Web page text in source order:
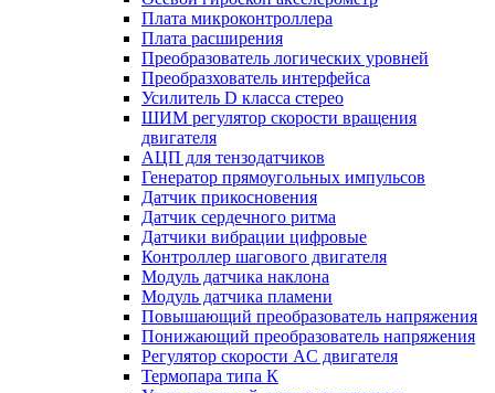
Плата микроконтроллера
Плата расширения
Преобразователь логических уровней
Преобразхователь интерфейса
Усилитель D класса стерео
ШИМ регулятор скорости вращения
двигателя
АЦП для тензодатчиков
Генератор прямоугольных импульсов
Датчик прикосновения
Датчик сердечного ритма
Датчики вибрации цифровые
Контроллер шагового двигателя
Модуль датчика наклона
Модуль датчика пламени
Повышающий преобразователь напряжения
Понижающий преобразователь напряжения
Регулятор скорости AC двигателя
Термопара типа К